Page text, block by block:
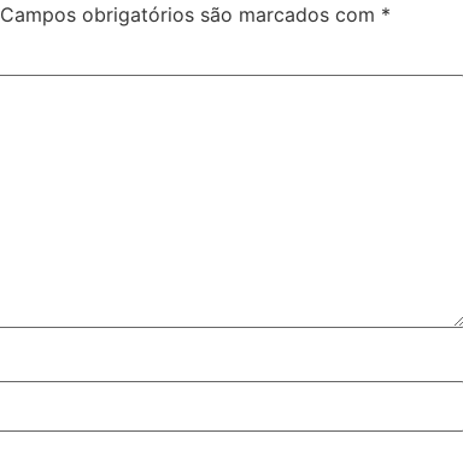
Campos obrigatórios são marcados com *